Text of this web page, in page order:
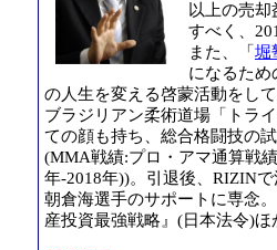
以上の売却
すべく、
また、「 堀
になるため
の人生を変える啓蒙活動をして
ブラジリアン柔術道場「トラ
ての顔も持ち、総合格闘技の
(MMA戦績:プロ・アマ通算戦
年-2018年))。引退後、RIZIN
朝倉海選手のサポートに専念
産投資最強戦略』(日本法令)ほ